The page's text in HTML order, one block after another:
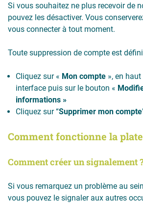
Si vous souhaitez ne plus recevoir de
pouvez les désactiver. Vous
vous connecter à tout moment.
Toute suppression de compte est
Cliquez sur « Mon compte », en
interface puis sur le bouton «
informations »
Cliquez sur “Supprimer mon compte
Comment fonctionne la
Comment créer un signalement
Si vous remarquez un problème au
vous pouvez le signaler aux autres